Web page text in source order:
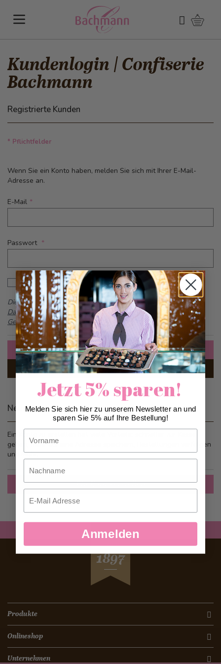
Suchen
Kundenlogin | Confiserie
Bachmann
Registrierte Kunden
* Pflichtfelder
Wenn Sie ein Konto haben, melden Sie sich mit Ihrer E-Mail-
Adresse an.
E-Mail
Passwort
Passwort anzeigen
Dieses Formular ist durch reCAPTCHA geschützt -Google
Datenschutzbestimmungenund
Allgemeine
Geschäftsbedingungen
Anmelden
Passwort vergessen?
Neue Kunden
Ein Konto zu erstellen hat viele Vorteile: schneller zur Kasse
gehen, mehr als eine Adresse speichern, Bestellungen verfolgen
und mehr.
Ein Konto erstellen
SEIT
1897
Produkte
Onlineshop
Unternehmen
Jetzt 5% sparen!
Melden Sie sich hier zu unserem Newsletter an und
sparen Sie 5% auf Ihre Bestellung!
Nachname
Email
Anmelden